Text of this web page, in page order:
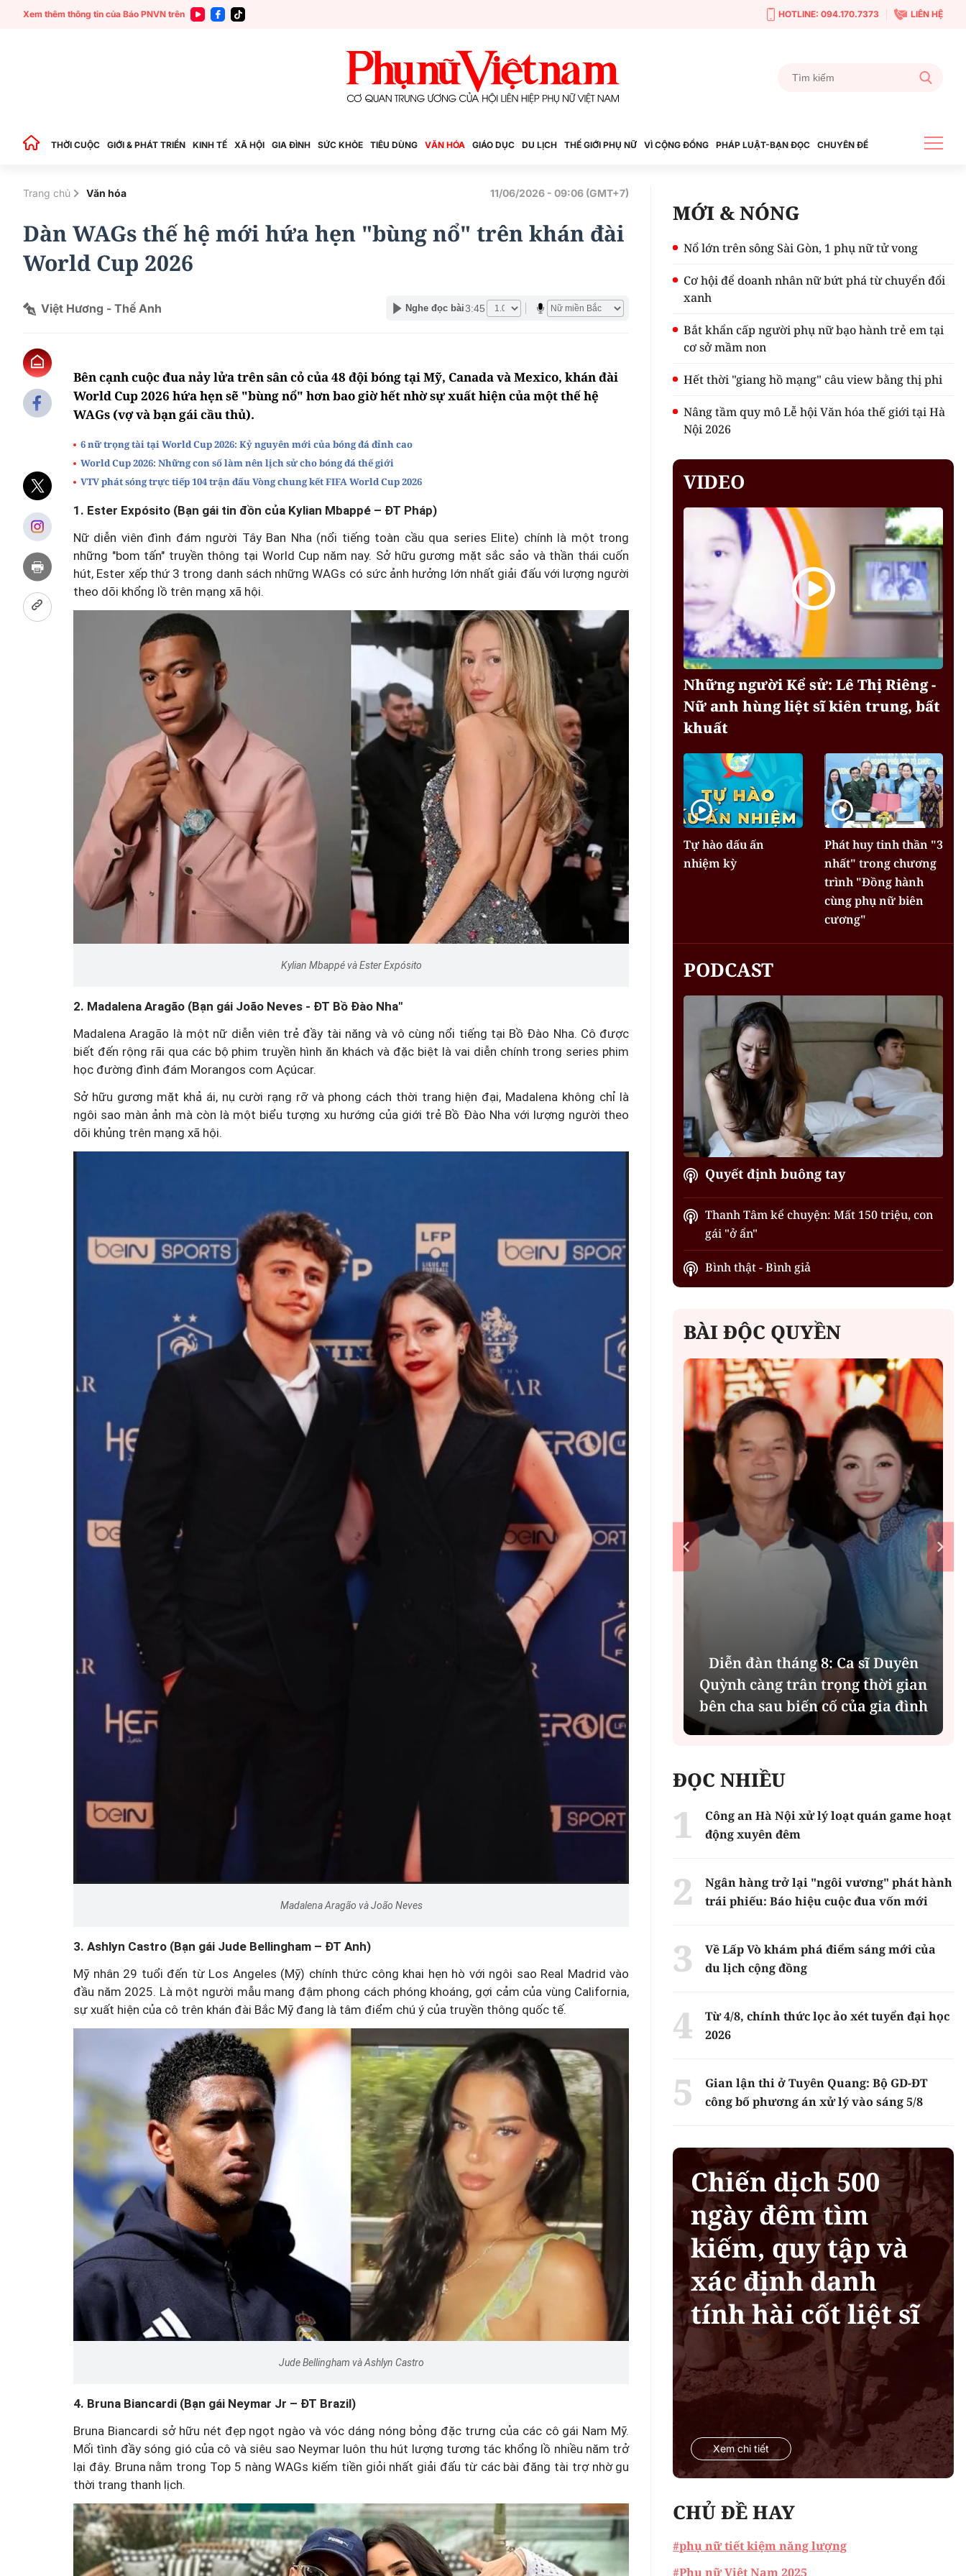
Xem thêm thông tin của Báo PNVN trên HOTLINE: 094.170.7373 LIÊN HỆ
THỜI CUỘC GIỚI & PHÁT TRIỂN KINH TẾ XÃ HỘI GIA ĐÌNH SỨC KHỎE TIÊU DÙNG VĂN HÓA GIÁO DỤC DU LỊCH THẾ GIỚI PHỤ NỮ VÌ CỘNG ĐỒNG PHÁP LUẬT-BẠN ĐỌC CHUYÊN ĐỀ
Trang chủ Văn hóa 11/06/2026 - 09:06 (GMT+7)
Dàn WAGs thế hệ mới hứa hẹn "bùng nổ" trên khán đài
World Cup 2026
Việt Hương - Thế Anh Nghe đọc bài3:45
Bên cạnh cuộc đua nảy lửa trên sân cỏ của 48 đội bóng tại Mỹ, Canada và Mexico, khán đài
World Cup 2026 hứa hẹn sẽ "bùng nổ" hơn bao giờ hết nhờ sự xuất hiện của một thế hệ
WAGs (vợ và bạn gái cầu thủ).
6 nữ trọng tài tại World Cup 2026: Kỷ nguyên mới của bóng đá đỉnh cao
World Cup 2026: Những con số làm nên lịch sử cho bóng đá thế giới
VTV phát sóng trực tiếp 104 trận đấu Vòng chung kết FIFA World Cup 2026
1. Ester Expósito (Bạn gái tin đồn của Kylian Mbappé – ĐT Pháp)
Nữ diễn viên đình đám người Tây Ban Nha (nổi tiếng toàn cầu qua series Elite) chính là một trong
những "bom tấn" truyền thông tại World Cup năm nay. Sở hữu gương mặt sắc sảo và thần thái cuốn
hút, Ester xếp thứ 3 trong danh sách những WAGs có sức ảnh hưởng lớn nhất giải đấu với lượng người
theo dõi khổng lồ trên mạng xã hội.
Kylian Mbappé và Ester Expósito
2. Madalena Aragão (Bạn gái João Neves - ĐT Bồ Đào Nha"
Madalena Aragão là một nữ diễn viên trẻ đầy tài năng và vô cùng nổi tiếng tại Bồ Đào Nha. Cô được
biết đến rộng rãi qua các bộ phim truyền hình ăn khách và đặc biệt là vai diễn chính trong series phim
học đường đình đám Morangos com Açúcar.
Sở hữu gương mặt khả ái, nụ cười rạng rỡ và phong cách thời trang hiện đại, Madalena không chỉ là
ngôi sao màn ảnh mà còn là một biểu tượng xu hướng của giới trẻ Bồ Đào Nha với lượng người theo
dõi khủng trên mạng xã hội.
Madalena Aragão và João Neves
3. Ashlyn Castro (Bạn gái Jude Bellingham – ĐT Anh)
Mỹ nhân 29 tuổi đến từ Los Angeles (Mỹ) chính thức công khai hẹn hò với ngôi sao Real Madrid vào
đầu năm 2025. Là một người mẫu mang đậm phong cách phóng khoáng, gợi cảm của vùng California,
sự xuất hiện của cô trên khán đài Bắc Mỹ đang là tâm điểm chú ý của truyền thông quốc tế.
Jude Bellingham và Ashlyn Castro
4. Bruna Biancardi (Bạn gái Neymar Jr – ĐT Brazil)
Bruna Biancardi sở hữu nét đẹp ngọt ngào và vóc dáng nóng bỏng đặc trưng của các cô gái Nam Mỹ.
Mối tình đầy sóng gió của cô và siêu sao Neymar luôn thu hút lượng tương tác khổng lồ nhiều năm trở
lại đây. Bruna nằm trong Top 5 nàng WAGs kiếm tiền giỏi nhất giải đấu từ các bài đăng tài trợ nhờ gu
thời trang thanh lịch.
MỚI & NÓNG
Nổ lớn trên sông Sài Gòn, 1 phụ nữ tử vong
Cơ hội để doanh nhân nữ bứt phá từ chuyển đổi
xanh
Bắt khẩn cấp người phụ nữ bạo hành trẻ em tại
cơ sở mầm non
Hết thời "giang hồ mạng" câu view bằng thị phi
Nâng tầm quy mô Lễ hội Văn hóa thế giới tại Hà
Nội 2026
VIDEO
Những người Kể sử: Lê Thị Riêng -
Nữ anh hùng liệt sĩ kiên trung, bất
khuất
Tự hào dấu ấn
nhiệm kỳ
Phát huy tinh thần "3
nhất" trong chương
trình "Đồng hành
cùng phụ nữ biên
cương"
PODCAST
Quyết định buông tay
Thanh Tâm kể chuyện: Mất 150 triệu, con
gái "ở ẩn"
Bình thật - Bình giả
BÀI ĐỘC QUYỀN
Một cuộc hôn nhân tan vỡ, 3
mảnh đất và bản án vì lẽ công
Hà Nội thu hút bác sĩ về trạm y
tế, tạo điều kiện để người dân
tiếp cận các dịch vụ y tế kỹ thuật
Diễn đàn tháng 8: Ca sĩ Duyên
Quỳnh càng trân trọng thời gian
bên cha sau biến cố của gia đình
ĐỌC NHIỀU
Công an Hà Nội xử lý loạt quán game hoạt
động xuyên đêm
Ngân hàng trở lại "ngôi vương" phát hành
trái phiếu: Báo hiệu cuộc đua vốn mới
Về Lấp Vò khám phá điểm sáng mới của
du lịch cộng đồng
Từ 4/8, chính thức lọc ảo xét tuyển đại học
2026
Gian lận thi ở Tuyên Quang: Bộ GD-ĐT
công bố phương án xử lý vào sáng 5/8
Chiến dịch 500
ngày đêm tìm
kiếm, quy tập và
xác định danh
tính hài cốt liệt sĩ
Xem chi tiết
CHỦ ĐỀ HAY
#phụ nữ tiết kiệm năng lượng
#Phụ nữ Việt Nam 2025